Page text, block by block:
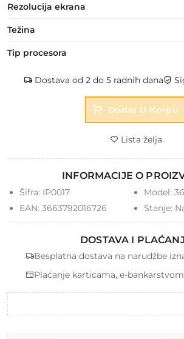
Rezolucija ekrana
Težina
Tip procesora
Dostava od 2 do 5 radnih dana
Dodaj U Korpu
Lista želja
INFORMACIJE O
Šifra: IP0017 Model:
EAN: 3663792016726 Stanje:
DOSTAVA I
Besplatna dostava na narudžbe
Plaćanje karticama, e-